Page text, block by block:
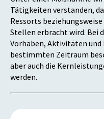
Tätigkeiten verstanden,
Ressorts
Stellen erbracht wird. Bei
Vorhaben, Aktivitäten und
bestimmten Zeitraum
aber auch die
werden.